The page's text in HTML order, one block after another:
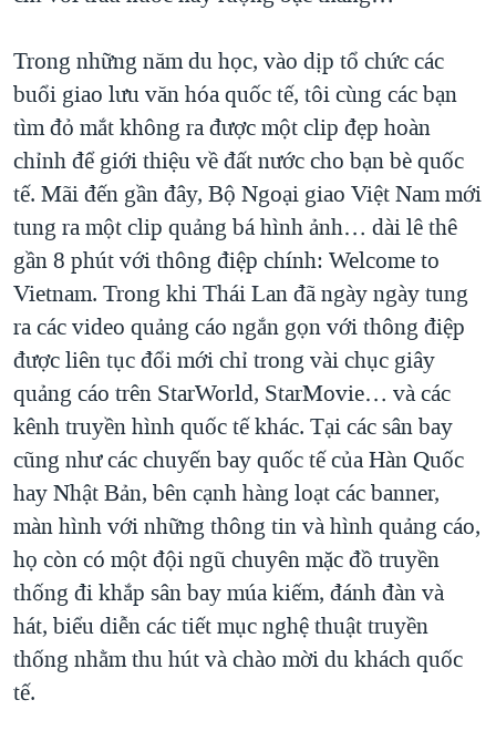
Trong những năm du học, vào dịp tổ chức các
buổi giao lưu văn hóa quốc tế, tôi cùng các bạn
tìm đỏ mắt không ra được một clip đẹp hoàn
chỉnh để giới thiệu về đất nước cho bạn bè quốc
tế. Mãi đến gần đây, Bộ Ngoại giao Việt Nam mới
tung ra một clip quảng bá hình ảnh… dài lê thê
gần 8 phút với thông điệp chính: Welcome to
Vietnam. Trong khi Thái Lan đã ngày ngày tung
ra các video quảng cáo ngắn gọn với thông điệp
được liên tục đổi mới chỉ trong vài chục giây
quảng cáo trên StarWorld, StarMovie… và các
kênh truyền hình quốc tế khác. Tại các sân bay
cũng như các chuyến bay quốc tế của Hàn Quốc
hay Nhật Bản, bên cạnh hàng loạt các banner,
màn hình với những thông tin và hình quảng cáo,
họ còn có một đội ngũ chuyên mặc đồ truyền
thống đi khắp sân bay múa kiếm, đánh đàn và
hát, biểu diễn các tiết mục nghệ thuật truyền
thống nhằm thu hút và chào mời du khách quốc
tế.